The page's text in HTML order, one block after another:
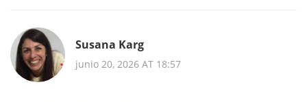
Susana Karg
junio 20, 2026 AT 18:57